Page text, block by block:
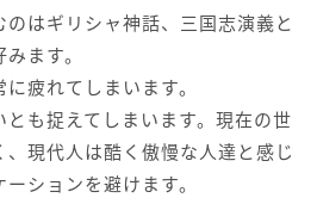
はギリシャ神話、三国志演義と
ます。
疲れてしまいます。
も捉えてしまいます。現在の世
現代人は酷く傲慢な人達と感じ
ションを避けます。